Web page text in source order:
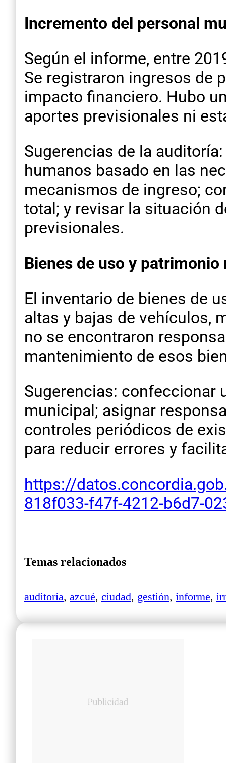
Incremento del personal
Según el informe, entre
Se registraron ingresos de
impacto financiero. Hubo
aportes previsionales ni
Sugerencias de la
humanos basado en las
mecanismos de ingreso;
total; y revisar la situación
previsionales.
Bienes de uso y
El inventario de bienes de
altas y bajas de vehículos,
no se encontraron
mantenimiento de esos
Sugerencias: confeccionar
municipal; asignar
controles periódicos de
para reducir errores y
https://
818f033-f47f-4212-b6d7-
Temas relacionados
auditoría, azcué, ciudad, gestión, informe,